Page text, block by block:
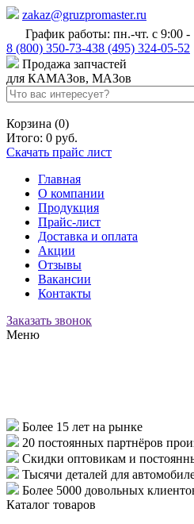
zakaz@gruzpromaster.ru
График работы: пн.-чт. с 9:00 -
8 (800) 350-73-438 (495) 324-05-52
Продажа запчастей
для КАМАЗов, МАЗов
Корзина (0)
Итого: 0 руб.
Скачать прайс лист
Главная
О компании
Продукция
Прайс-лист
Доставка и оплата
Акции
Отзывы
Вакансии
Контакты
Заказать звонок
Меню
Более 15 лет на рынке
20 постоянных партнёров
Скидки оптовикам и
Тысячи деталей для
Более 5000 довольных
Каталог товаров